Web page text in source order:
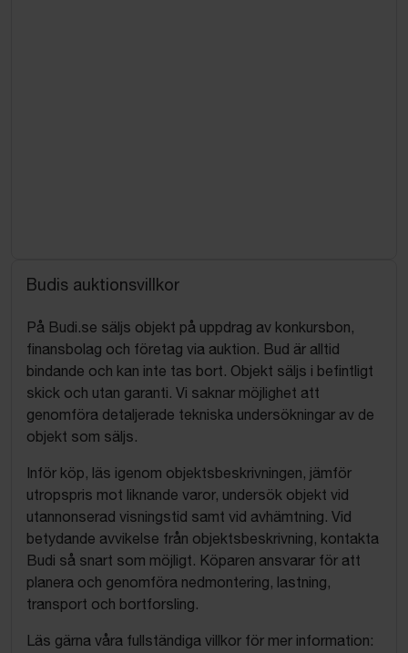
Budis auktionsvillkor
På Budi.se säljs objekt på uppdrag av konkursbon,
finansbolag och företag via auktion. Bud är alltid
bindande och kan inte tas bort. Objekt säljs i befintligt
skick och utan garanti. Vi saknar möjlighet att
genomföra detaljerade tekniska undersökningar av de
objekt som säljs.
Inför köp, läs igenom objektsbeskrivningen, jämför
utropspris mot liknande varor, undersök objekt vid
utannonserad visningstid samt vid avhämtning. Vid
betydande avvikelse från objektsbeskrivning, kontakta
Budi så snart som möjligt. Köparen ansvarar för att
planera och genomföra nedmontering, lastning,
transport och bortforsling.
Läs gärna våra fullständiga villkor för mer information: